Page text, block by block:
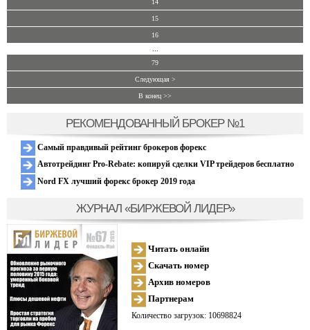
14
15
16
79
Следующая >
В конец >>
РЕКОМЕНДОВАННЫЙ БРОКЕР №1
Самый правдивый рейтинг брокеров форекс
Автотрейдинг Pro-Rebate: копируй сделки VIP трейдеров бесплатно
Nord FX лучший форекс брокер 2019 года
ЖУРНАЛ «БИРЖЕВОЙ ЛИДЕР»
Читать онлайн
Скачать номер
Архив номеров
Партнерам
Количество загрузок: 10698824